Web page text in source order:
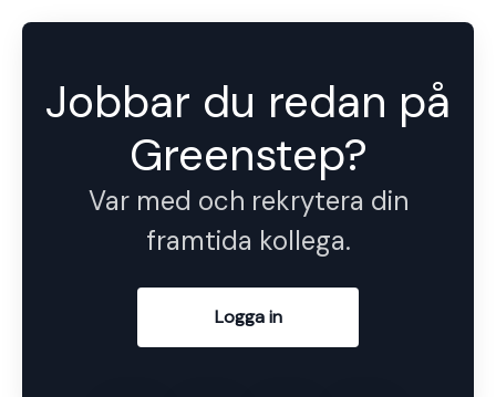
Jobbar du redan på
Greenstep?
Var med och rekrytera din
framtida kollega.
Logga in